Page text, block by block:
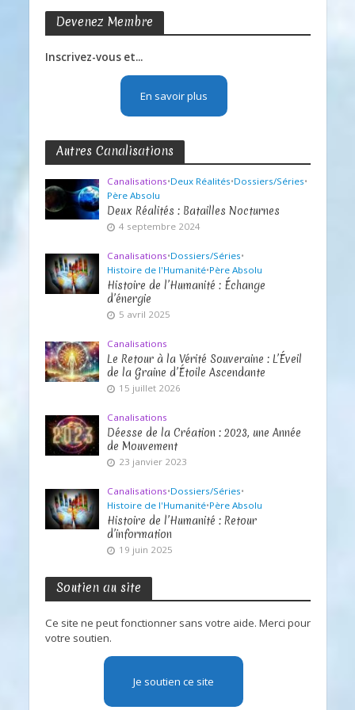
Devenez Membre
Inscrivez-vous et...
En savoir plus
Autres Canalisations
Canalisations•Deux Réalités•Dossiers/Séries•
Père Absolu
Deux Réalités : Batailles Nocturnes
4 septembre 2024
Canalisations•Dossiers/Séries•
Histoire de l'Humanité•Père Absolu
Histoire de l’Humanité : Échange
d’énergie
5 avril 2025
Canalisations
Le Retour à la Vérité Souveraine : L’Éveil
de la Graine d’Étoile Ascendante
15 juillet 2026
Canalisations
Déesse de la Création : 2023, une Année
de Mouvement
23 janvier 2023
Canalisations•Dossiers/Séries•
Histoire de l'Humanité•Père Absolu
Histoire de l’Humanité : Retour
d’information
19 juin 2025
Soutien au site
Ce site ne peut fonctionner sans votre aide. Merci pour
votre soutien.
Je soutien ce site